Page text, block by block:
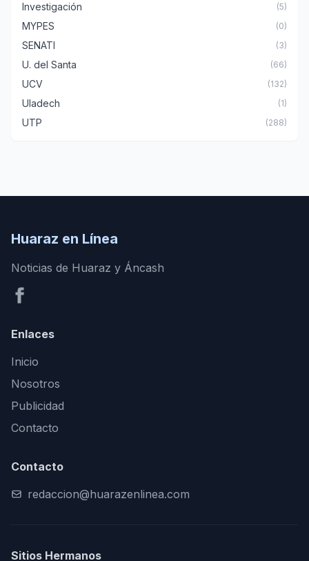
Investigación (5)
MYPES (0)
SENATI (3)
U. del Santa (66)
UCV (132)
Uladech (1)
UTP (288)
Huaraz en Línea
Noticias de Huaraz y Áncash
Enlaces
Inicio
Nosotros
Publicidad
Contacto
Contacto
redaccion@huarazenlinea.com
Sitios Hermanos